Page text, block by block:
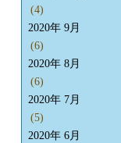
(4)
2020年 9月
(6)
2020年 8月
(6)
2020年 7月
(5)
2020年 6月